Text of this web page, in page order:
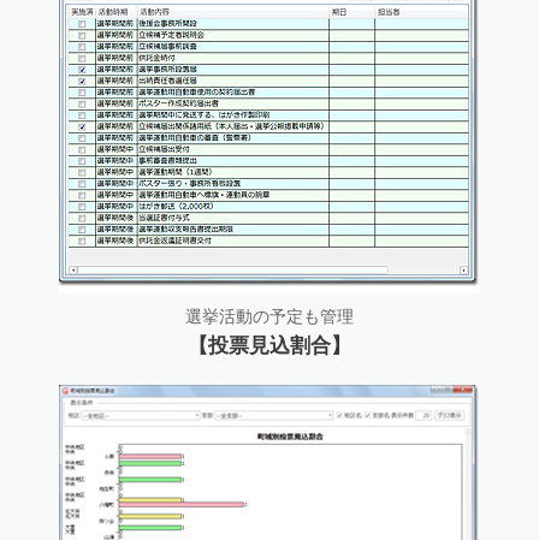
選挙活動の予定も管理
【投票見込割合】